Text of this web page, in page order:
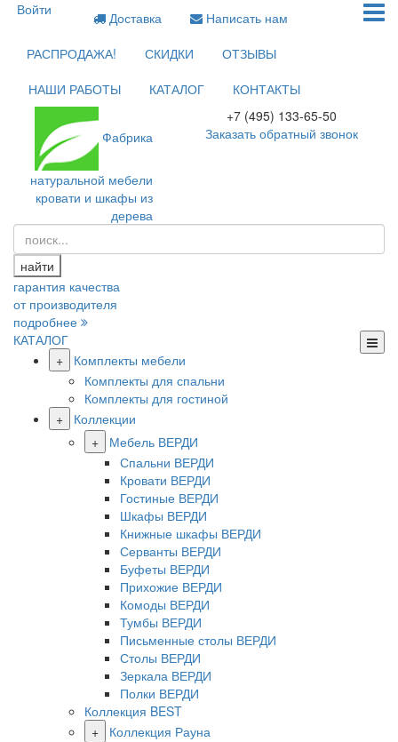
Войти Доставка
Написать нам
РАСПРОДАЖА!
СКИДКИ
ОТЗЫВЫ
НАШИ РАБОТЫ
КАТАЛОГ КОНТАКТЫ
Фабрика
натуральной мебели
кровати и шкафы из
дерева
+7 (495) 133-65-50
Заказать обратный звонок
найти
гарантия качества
от производителя
подробнее
КАТАЛОГ
+
Комплекты мебели
Комплекты для спальни
Комплекты для гостиной
+
Коллекции
+
Мебель ВЕРДИ
Спальни ВЕРДИ
Кровати ВЕРДИ
Гостиные ВЕРДИ
Шкафы ВЕРДИ
Книжные шкафы ВЕРДИ
Серванты ВЕРДИ
Буфеты ВЕРДИ
Прихожие ВЕРДИ
Комоды ВЕРДИ
Тумбы ВЕРДИ
Письменные столы ВЕРДИ
Столы ВЕРДИ
Зеркала ВЕРДИ
Полки ВЕРДИ
Коллекция BEST
+
Коллекция Рауна